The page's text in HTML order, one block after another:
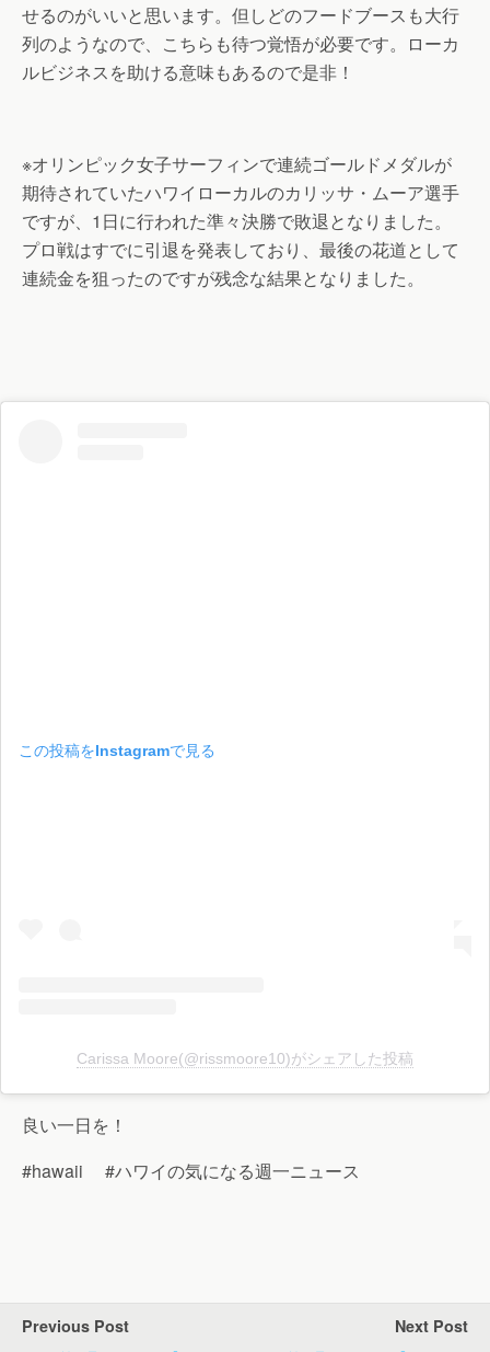
せるのがいいと思います。但しどのフードブースも大行
列のようなので、こちらも待つ覚悟が必要です。ローカ
ルビジネスを助ける意味もあるので是非！
※オリンピック女子サーフィンで連続ゴールドメダルが
期待されていたハワイローカルのカリッサ・ムーア選手
ですが、1日に行われた準々決勝で敗退となりました。
プロ戦はすでに引退を発表しており、最後の花道として
連続金を狙ったのですが残念な結果となりました。
この投稿をInstagramで見る
Carissa Moore(@rissmoore10)がシェアした投稿
良い一日を！
#hawaii #ハワイの気になる週一ニュース
Previous Post Next Post